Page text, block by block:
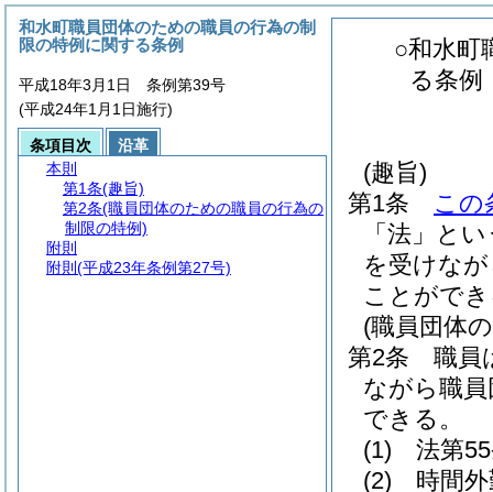
○和水町
る条例
(趣旨)
第1条
この
「法」と
を受けな
ことがで
(職員団体
第2条
職員
ながら職
できる。
(1)
法第
(2)
時間
和水町職員団体のための職員の行為の制
限の特例に関する条例
平成18年3月1日 条例第39号
(平成24年1月1日施行)
条項目次
沿革
本則
第1条(趣旨)
第2条(職員団体のための職員の行為の
制限の特例)
附則
附則 (平成23年条例第27号)